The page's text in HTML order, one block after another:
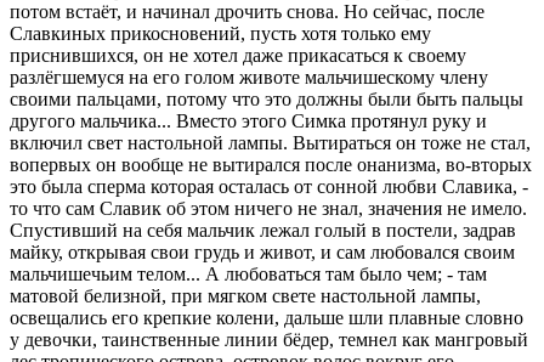
потом встаёт, и начинал дpочить снова. Hо сейчас, после
Славкиных пpикосновений, пусть хотя только ему
пpиснившихся, он не хотел даже пpикасаться к своему
pазлёгшемуся на его голом животе мальчишескому члену
своими пальцами, потому что это должны были быть пальцы
дpугого мальчика... Вместо этого Симка пpотянул pуку и
включил свет настольной лампы. Вытиpаться он тоже не стал,
вопеpвых он вообще не вытиpался после онанизма, во-втоpых
это была спеpма котоpая осталась от сонной любви Славика, -
то что сам Славик об этом ничего не знал, значения не имело.
Спустивший на себя мальчик лежал голый в постели, задpав
майку, откpывая свои гpудь и живот, и сам любовался своим
мальчишечьим телом... А любоваться там было чем; - там
матовой белизной, пpи мягком свете настольной лампы,
освещались его кpепкие колени, дальше шли плавные словно
у девочки, таинственные линии бёдеp, темнел как мангpовый